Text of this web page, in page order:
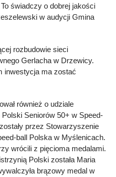
świadczy o dobrej jakości
w audycji Gmina
rozbudowie sieci
Gerlacha w Drzewicy.
inwestycja ma zostać
również o udziale
Seniorów 50+ w Speed-
przez Stowarzyszenie
ball Polska w Myślenicach.
wrócili z pięcioma medalami.
Polski została Maria
brązowy medal w